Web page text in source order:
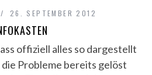
26. SEPTEMBER 2012
offiziell alles so dargestellt
Probleme bereits gelöst